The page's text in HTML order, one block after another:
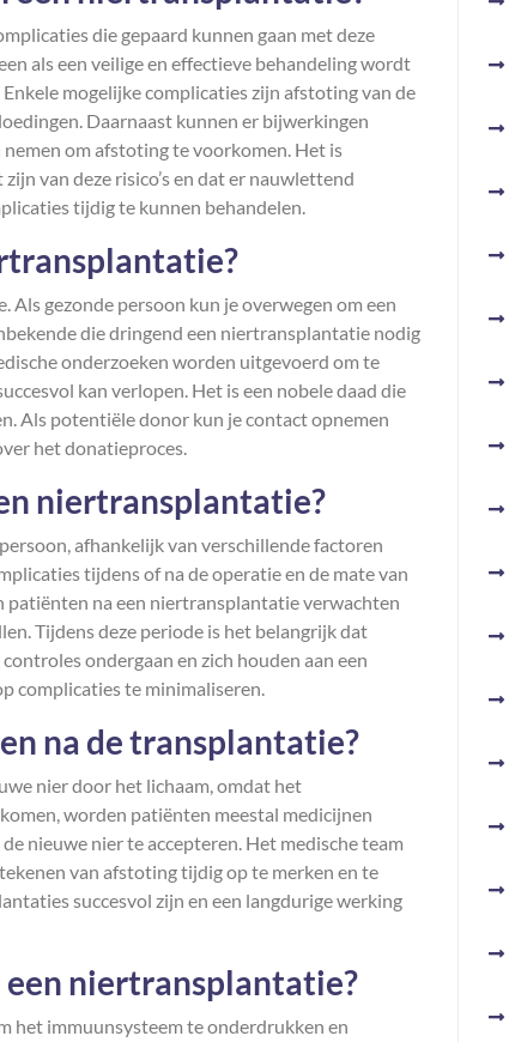
die gepaard kunnen gaan met deze
als een veilige en effectieve behandeling wordt
mogelijke complicaties zijn afstoting van de
Daarnaast kunnen er bijwerkingen
om afstoting te voorkomen. Het is
van deze risico’s en dat er nauwlettend
tijdig te kunnen behandelen.
gezonde persoon kun je overwegen om een
die dringend een niertransplantatie nodig
onderzoeken worden uitgevoerd om te
kan verlopen. Het is een nobele daad die
Als potentiële donor kun je contact opnemen
het donatieproces.
niertransplantatie?
afhankelijk van verschillende factoren
tijdens of na de operatie en de mate van
patiënten na een niertransplantatie verwachten
Tijdens deze periode is het belangrijk dat
ondergaan en zich houden aan een
complicaties te minimaliseren.
na de transplantatie?
nier door het lichaam, omdat het
worden patiënten meestal medicijnen
nieuwe nier te accepteren. Het medische team
van afstoting tijdig op te merken en te
succesvol zijn en een langdurige werking
niertransplantatie?
het immuunsysteem te onderdrukken en